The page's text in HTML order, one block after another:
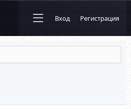
Вход Регистрация